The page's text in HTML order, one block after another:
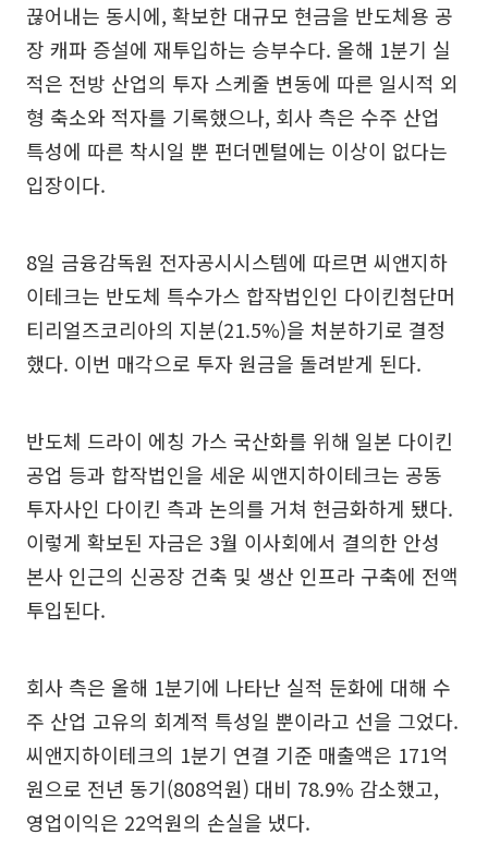
끊어내는 동시에, 확보한 대규모 현금을 반도체용 공
장 캐파 증설에 재투입하는 승부수다. 올해 1분기 실
적은 전방 산업의 투자 스케줄 변동에 따른 일시적 외
형 축소와 적자를 기록했으나, 회사 측은 수주 산업
특성에 따른 착시일 뿐 펀더멘털에는 이상이 없다는
입장이다.
8일 금융감독원 전자공시시스템에 따르면 씨앤지하
이테크는 반도체 특수가스 합작법인인 다이킨첨단머
티리얼즈코리아의 지분(21.5%)을 처분하기로 결정
했다. 이번 매각으로 투자 원금을 돌려받게 된다.
반도체 드라이 에칭 가스 국산화를 위해 일본 다이킨
공업 등과 합작법인을 세운 씨앤지하이테크는 공동
투자사인 다이킨 측과 논의를 거쳐 현금화하게 됐다.
이렇게 확보된 자금은 3월 이사회에서 결의한 안성
본사 인근의 신공장 건축 및 생산 인프라 구축에 전액
투입된다.
회사 측은 올해 1분기에 나타난 실적 둔화에 대해 수
주 산업 고유의 회계적 특성일 뿐이라고 선을 그었다.
씨앤지하이테크의 1분기 연결 기준 매출액은 171억
원으로 전년 동기(808억원) 대비 78.9% 감소했고,
영업이익은 22억원의 손실을 냈다.